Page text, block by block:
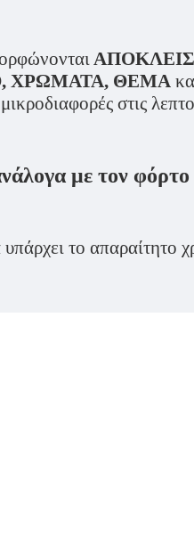
ΧΡΩΜΑΤΑ, ΘΕΜΑ
στις
με τον
το απαραίτητο